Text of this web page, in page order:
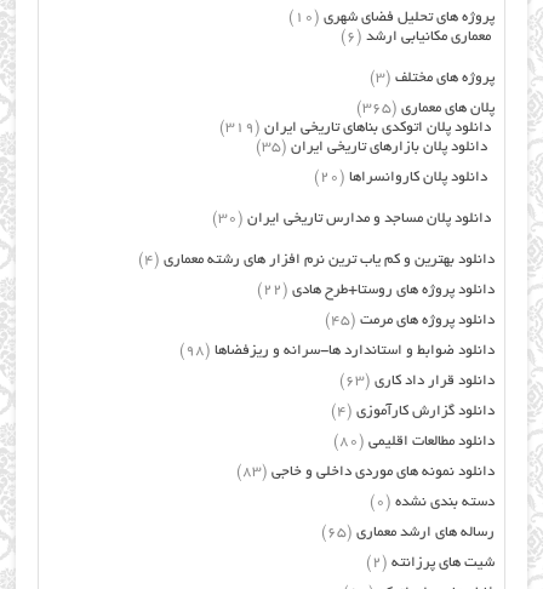
پروژه های تحلیل فضای شهری (10)
معماری مکانیابی ارشد (6)
پروژه های مختلف (3)
پلان های معماری (365)
دانلود پلان اتوکدی بناهای تاریخی ایران (319)
دانلود پلان بازارهای تاریخی ایران (35)
دانلود پلان کاروانسراها (20)
دانلود پلان مساجد و مدارس تاریخی ایران (30)
دانلود بهترین و کم یاب ترین نرم افزار های رشته معماری (4)
دانلود پروژه های روستا+طرح هادی (22)
دانلود پروژه های مرمت (45)
دانلود ضوابط و استاندارد ها-سرانه و ریزفضاها (98)
دانلود قرار داد کاری (63)
دانلود گزارش کارآموزی (4)
دانلود مطالعات اقلیمی (80)
دانلود نمونه های موردی داخلی و خاجی (83)
دسته بندی نشده (0)
رساله های ارشد معماری (65)
شیت های پرزانته (2)